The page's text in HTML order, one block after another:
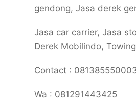
gendong, Jasa derek
Jasa car carrier, Jasa
Derek Mobilindo,
Contact :
Wa : 081291443425